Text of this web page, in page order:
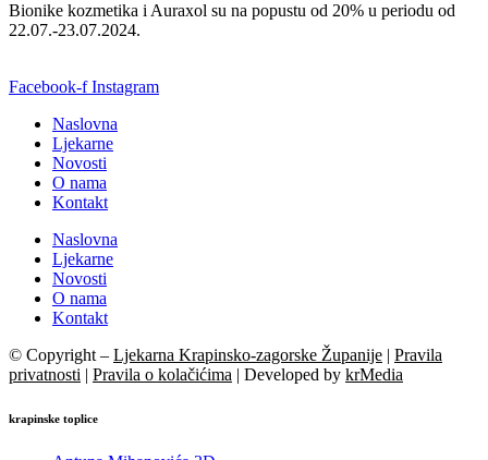
Bionike kozmetika i Auraxol su na popustu od 20% u periodu od
22.07.-23.07.2024.
Facebook-f Instagram
Naslovna
Ljekarne
Novosti
O nama
Kontakt
Naslovna
Ljekarne
Novosti
O nama
Kontakt
© Copyright – Ljekarna Krapinsko-zagorske Županije | Pravila
privatnosti | Pravila o kolačićima | Developed by krMedia
krapinske toplice